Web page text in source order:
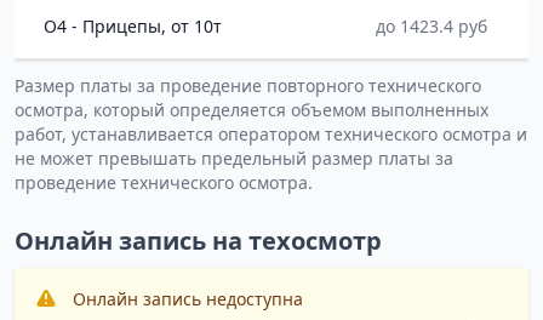
O4 - Прицепы, от 10т до 1423.4 руб
Размер платы за проведение повторного технического
осмотра, который определяется объемом выполненных
работ, устанавливается оператором технического осмотра и
не может превышать предельный размер платы за
проведение технического осмотра.
Онлайн запись на техосмотр
Онлайн запись недоступна